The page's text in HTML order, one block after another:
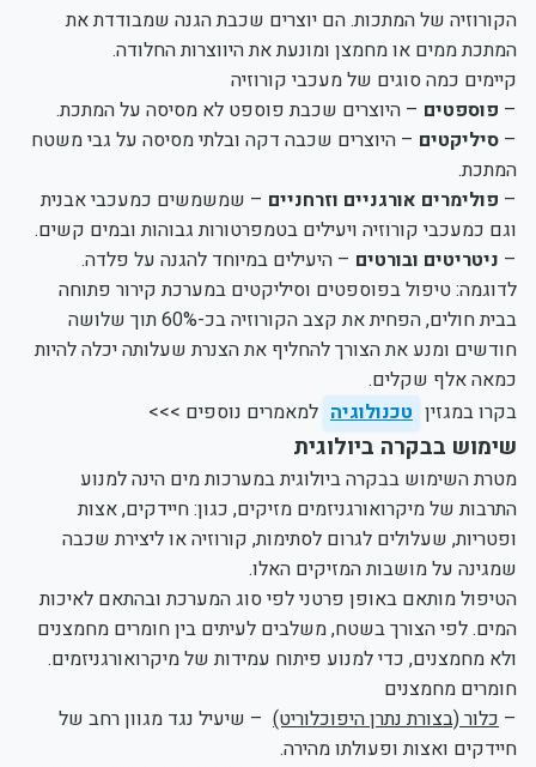
הקורוזיה של המתכות. הם יוצרים שכבת הגנה שמבודדת את
המתכת ממים או מחמצן ומונעת את היווצרות החלודה.
קיימים כמה סוגים של מעכבי קורוזיה
– פוספטים – היוצרים שכבת פוספט לא מסיסה על המתכת.
– סיליקטים – היוצרים שכבה דקה ובלתי מסיסה על גבי משטח
המתכת.
– פולימרים אורגניים וזרחניים – שמשמשים כמעכבי אבנית
וגם כמעכבי קורוזיה ויעילים בטמפרטורות גבוהות ובמים קשים.
– ניטריטים ובורטים – היעילים במיוחד להגנה על פלדה.
לדוגמה: טיפול בפוספטים וסיליקטים במערכת קירור פתוחה
בבית חולים, הפחית את קצב הקורוזיה בכ-60% תוך שלושה
חודשים ומנע את הצורך להחליף את הצנרת שעלותה יכלה להיות
כמאה אלף שקלים.
בקרו במגזין טכנולוגיה למאמרים נוספים >>>
שימוש בבקרה ביולוגית
מטרת השימוש בבקרה ביולוגית במערכות מים הינה למנוע
התרבות של מיקרואורגניזמים מזיקים, כגון: חיידקים, אצות
ופטריות, שעלולים לגרום לסתימות, קורוזיה או ליצירת שכבה
שמגינה על מושבות המזיקים האלו.
הטיפול מותאם באופן פרטני לפי סוג המערכת ובהתאם לאיכות
המים. לפי הצורך בשטח, משלבים לעיתים בין חומרים מחמצנים
ולא מחמצנים, כדי למנוע פיתוח עמידות של מיקרואורגניזמים.
חומרים מחמצנים
– כלור (בצורת נתרן היפוכלוריט) – שיעיל נגד מגוון רחב של
חיידקים ואצות ופעולתו מהירה.